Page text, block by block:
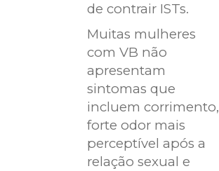
de contrair ISTs.
Muitas mulheres
com VB não
apresentam
sintomas que
incluem corrimento,
forte odor mais
perceptível após a
relação sexual e